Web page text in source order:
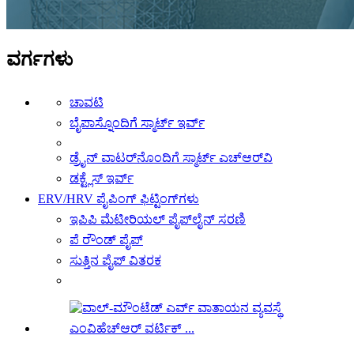
ವರ್ಗಗಳು
ಚಾವಟಿ
ಬೈಪಾಸ್ನೊಂದಿಗೆ ಸ್ಮಾರ್ಟ್ ಇರ್ವ್
ಡ್ರೈನ್ ವಾಟರ್‌ನೊಂದಿಗೆ ಸ್ಮಾರ್ಟ್ ಎಚ್‌ಆರ್‌ವಿ
ಡಕ್ಟ್ಲೆಸ್ ಇರ್ವ್
ERV/HRV ಪೈಪಿಂಗ್ ಫಿಟ್ಟಿಂಗ್‌ಗಳು
ಇಪಿಪಿ ಮೆಟೀರಿಯಲ್ ಪೈಪ್‌ಲೈನ್ ಸರಣಿ
ಪೆ ರೌಂಡ್ ಪೈಪ್
ಸುತ್ತಿನ ಪೈಪ್ ವಿತರಕ